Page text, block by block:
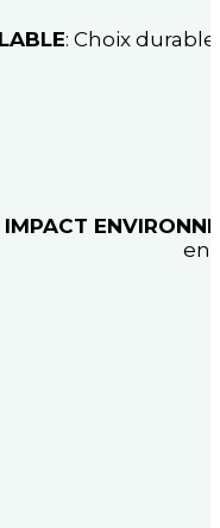
: Choix